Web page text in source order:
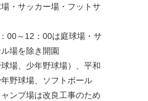
場・サッカー場・フットサ
～12：00は庭球場・サ
場を除き開園
場、少年野球場）、平和
野球場、ソフトボール
ンプ場は改良工事のため